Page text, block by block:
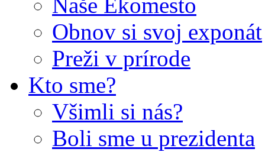
Naše Ekomesto
Obnov si svoj exponát
Preži v prírode
Kto sme?
Všimli si nás?
Boli sme u prezidenta